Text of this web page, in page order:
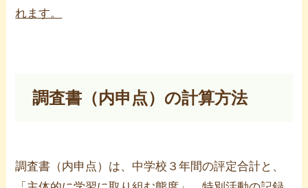
れます。
調査書（内申点）の計算方法
調査書（内申点）は、中学校３年間の評定合計と、